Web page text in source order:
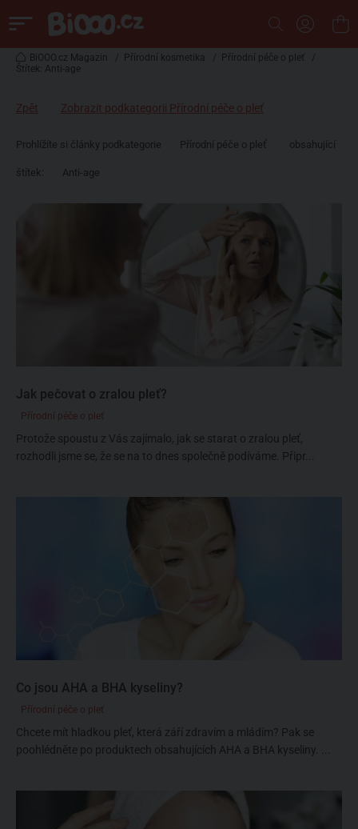
BiOOO.cz Magazin / Přírodní kosmetika / Přírodní péče o pleť
/
Štítek: Anti-age
Zpět Zobrazit podkategorii Přírodní péče o pleť
Prohlížíte si články podkategorie Přírodní péče o pleť obsahující
štítek: Anti-age
Jak pečovat o zralou pleť?
Přírodní péče o pleť
Protože spoustu z Vás zajímalo, jak se starat o zralou pleť,
rozhodli jsme se, že se na to dnes společně podíváme. Připr...
Co jsou AHA a BHA kyseliny?
Přírodní péče o pleť
Chcete mít hladkou pleť, která září zdravím a mládím? Pak se
poohlédněte po produktech obsahujících AHA a BHA kyseliny. ...